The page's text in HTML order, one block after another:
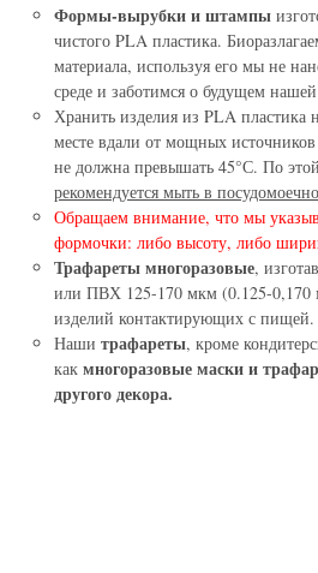
Формы-вырубки и штампы
чистого PLA пластика.
материала, используя его мы не
среде и заботимся о будущем
Хранить изделия из PLA
месте вдали от мощных источников
не должна превышать 45°С. По
рекомендуется мыть в
Обращаем внимание, что мы
формочки: либо высоту, либо
Трафареты многоразовые,
или ПВХ 125-170 мкм (0.125-0,170
изделий контактирующих с пищей.
Наши трафареты, кроме
как многоразовые маски и
другого декора.